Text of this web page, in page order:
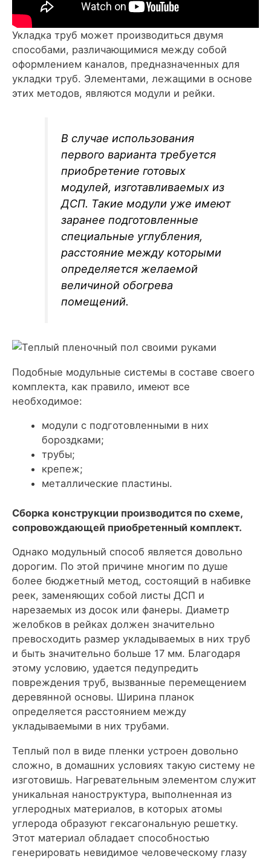
Укладка труб может производиться двумя
способами, различающимися между собой
оформлением каналов, предназначенных для
укладки труб. Элементами, лежащими в основе
этих методов, являются модули и рейки.
В случае использования
первого варианта требуется
приобретение готовых
модулей, изготавливаемых из
ДСП. Такие модули уже имеют
заранее подготовленные
специальные углубления,
расстояние между которыми
определяется желаемой
величиной обогрева
помещений.
Подобные модульные системы в составе своего
комплекта, как правило, имеют все
необходимое:
модули с подготовленными в них
бороздками;
трубы;
крепеж;
металлические пластины.
Сборка конструкции производится по схеме,
сопровождающей приобретенный комплект.
Однако модульный способ является довольно
дорогим. По этой причине многим по душе
более бюджетный метод, состоящий в набивке
реек, заменяющих собой листы ДСП и
нарезаемых из досок или фанеры. Диаметр
желобков в рейках должен значительно
превосходить размер укладываемых в них труб
и быть значительно больше 17 мм. Благодаря
этому условию, удается педупредить
повреждения труб, вызванные перемещением
деревянной основы. Ширина планок
определяется расстоянием между
укладываемыми в них трубами.
Теплый пол в виде пленки устроен довольно
сложно, в домашних условиях такую систему не
изготовишь. Нагревательным элементом служит
уникальная наноструктура, выполненная из
углеродных материалов, в которых атомы
углерода образуют гексагональную решетку.
Этот материал обладает способностью
генерировать невидимое человеческому глазу